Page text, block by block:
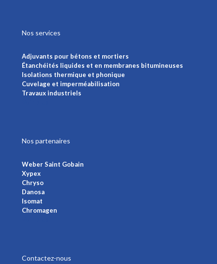
Nos services
Adjuvants pour bétons et mortiers
Étanchéités liquides et en membranes bitumineuses
Isolations thermique et phonique
Cuvelage et imperméabilisation
Travaux industriels
Nos partenaires
Weber Saint Gobain
Xypex
Chryso
Danosa
Isomat
Chromagen
Contactez-nous